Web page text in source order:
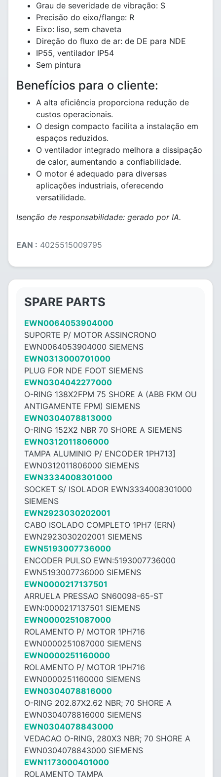
Grau de severidade de vibração: S
Precisão do eixo/flange: R
Eixo: liso, sem chaveta
Direção do fluxo de ar: de DE para NDE
IP55, ventilador IP54
Sem pintura
Benefícios para o cliente:
A alta eficiência proporciona redução de
custos operacionais.
O design compacto facilita a instalação em
espaços reduzidos.
O ventilador integrado melhora a dissipação
de calor, aumentando a confiabilidade.
O motor é adequado para diversas
aplicações industriais, oferecendo
versatilidade.
Isenção de responsabilidade: gerado por IA.
EAN : 4025515009795
SPARE PARTS
EWN0064053904000
SUPORTE P/ MOTOR ASSINCRONO
EWN0064053904000 SIEMENS
EWN0313000701000
PLUG FOR NDE FOOT SIEMENS
EWN0304042277000
O-RING 138X2FPM 75 SHORE A (ABB FKM OU
ANTIGAMENTE FPM) SIEMENS
EWN0304078813000
O-RING 152X2 NBR 70 SHORE A SIEMENS
EWN0312011806000
TAMPA ALUMINIO P/ ENCODER 1PH713]
EWN0312011806000 SIEMENS
EWN3334008301000
SOCKET S/ ISOLADOR EWN3334008301000
SIEMENS
EWN2923030202001
CABO ISOLADO COMPLETO 1PH7 (ERN)
EWN2923030202001 SIEMENS
EWN5193007736000
ENCODER PULSO EWN:5193007736000
EWN5193007736000 SIEMENS
EWN0000217137501
ARRUELA PRESSAO SN60098-65-ST
EWN:0000217137501 SIEMENS
EWN0000251087000
ROLAMENTO P/ MOTOR 1PH716
EWN0000251087000 SIEMENS
EWN0000251160000
ROLAMENTO P/ MOTOR 1PH716
EWN0000251160000 SIEMENS
EWN0304078816000
O-RING 202.87X2.62 NBR; 70 SHORE A
EWN0304078816000 SIEMENS
EWN0304078843000
VEDACAO O-RING, 280X3 NBR; 70 SHORE A
EWN0304078843000 SIEMENS
EWN1173000401000
ROLAMENTO TAMPA